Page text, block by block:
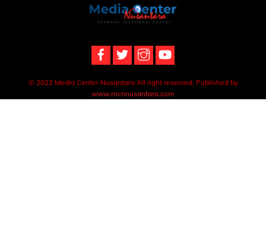
Back
To
© 2022 Media Center Nusantara All right reserved. Published by
www.mcnnusantara.com